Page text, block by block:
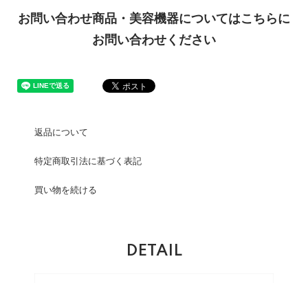
お問い合わせ商品・美容機器についてはこちらに
お問い合わせください
返品について
特定商取引法に基づく表記
買い物を続ける
DETAIL